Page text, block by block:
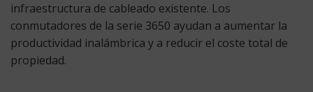
infraestructura de cableado existente. Los
conmutadores de la serie 3650 ayudan a aumentar la
productividad inalámbrica y a reducir el coste total de
propiedad.